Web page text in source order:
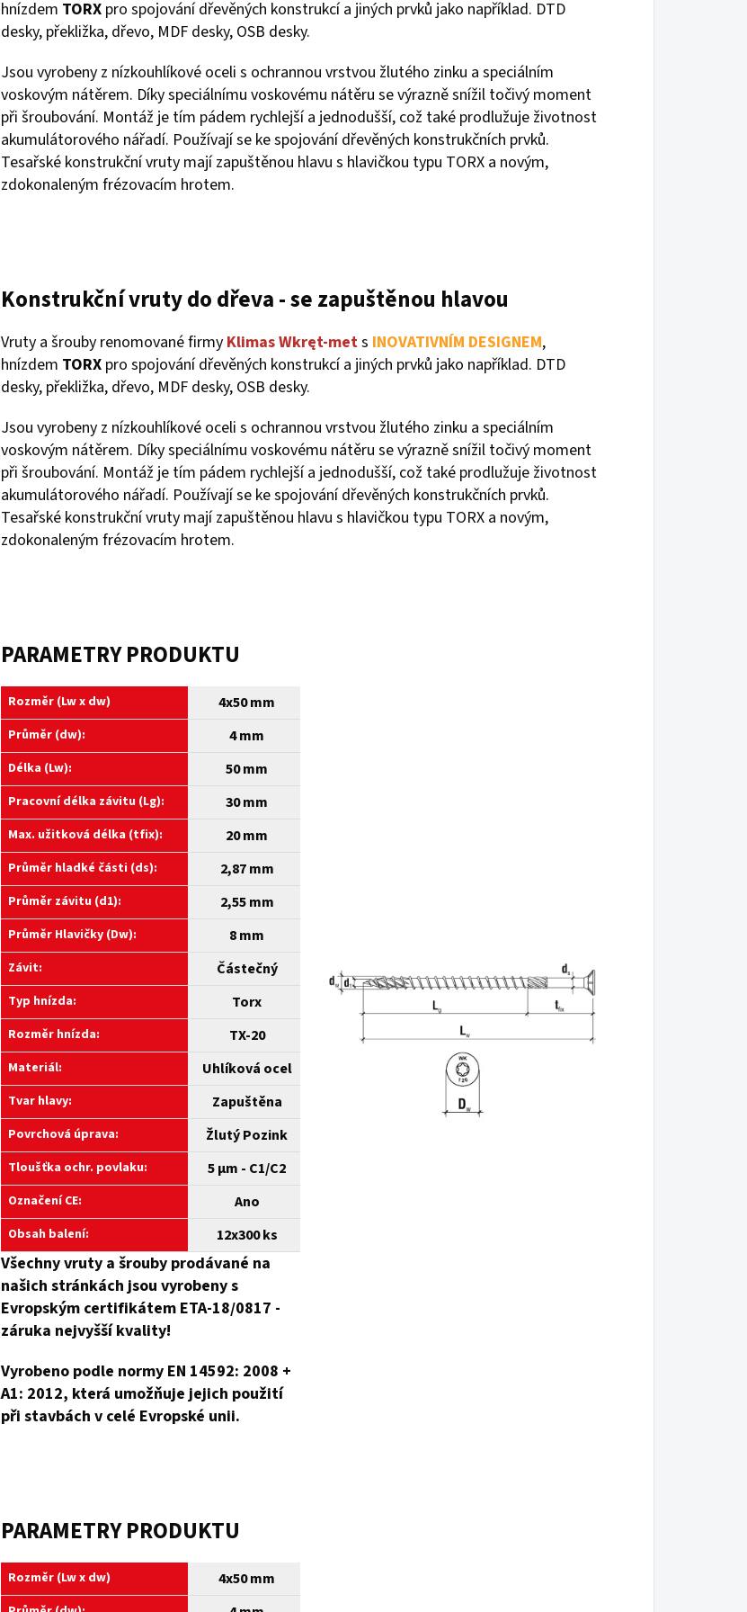
hnízdem TORX pro spojování dřevěných konstrukcí a jiných prvků jako například. DTD
desky, překližka, dřevo, MDF desky, OSB desky.
Jsou vyrobeny z nízkouhlíkové oceli s ochrannou vrstvou žlutého zinku a speciálním
voskovým nátěrem. Díky speciálnímu voskovému nátěru se výrazně snížil točivý moment
při šroubování. Montáž je tím pádem rychlejší a jednodušší, což také prodlužuje životnost
akumulátorového nářadí. Používají se ke spojování dřevěných konstrukčních prvků.
Tesařské konstrukční vruty mají zapuštěnou hlavu s hlavičkou typu TORX a novým,
zdokonaleným frézovacím hrotem.
Konstrukčnívrutydo dřeva - se zapuštěnou hlavou
Vruty a šrouby renomované firmy Klimas Wkręt-mets INOVATIVNÍM DESIGNEM,
hnízdem TORX pro spojování dřevěných konstrukcí a jiných prvků jako například. DTD
desky, překližka, dřevo, MDF desky, OSB desky.
Jsou vyrobeny z nízkouhlíkové oceli s ochrannou vrstvou žlutého zinku a speciálním
voskovým nátěrem. Díky speciálnímu voskovému nátěru se výrazně snížil točivý moment
při šroubování. Montáž je tím pádem rychlejší a jednodušší, což také prodlužuje životnost
akumulátorového nářadí. Používají se ke spojování dřevěných konstrukčních prvků.
Tesařské konstrukční vruty mají zapuštěnou hlavu s hlavičkou typu TORX a novým,
zdokonaleným frézovacím hrotem.
PARAMETRY PRODUKTU
Rozměr (Lw x dw) 4x50 mm
Průměr (dw): 4 mm
Délka (Lw): 50 mm
Pracovní délka závitu (Lg): 30 mm
Max. užitková délka (tfix): 20 mm
Průměr hladké části (ds): 2,87 mm
Průměr závitu (d1): 2,55 mm
Průměr Hlavičky (Dw): 8 mm
Závit: Částečný
Typ hnízda: Torx
Rozměr hnízda: TX-20
Materiál: Uhlíková ocel
Tvar hlavy: Zapuštěna
Povrchová úprava: Žlutý Pozink
Tloušťka ochr. povlaku: 5 µm - C1/C2
Označení CE: Ano
Obsah balení: 12x300 ks
Všechnyvruty a šrouby prodávané na
našich stránkách jsou vyrobeny s
Evropským certifikátem ETA-18/0817 -
záruka nejvyšší kvality!
Vyrobeno podle normy EN 14592: 2008 +
A1: 2012, která umožňuje jejich použití
při stavbách v celé Evropské unii.
PARAMETRY PRODUKTU
Rozměr (Lw x dw) 4x50 mm